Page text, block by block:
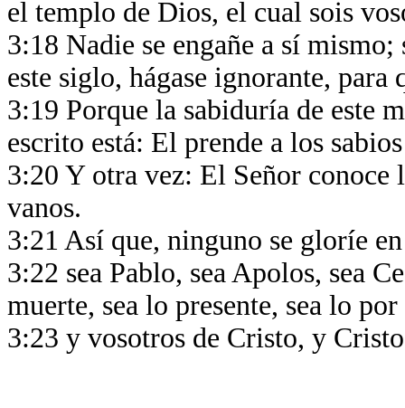
el templo de Dios, el cual sois
3:18 Nadie se engañe a sí
este siglo, hágase ignorante,
3:19 Porque la sabiduría de este
escrito está: El prende a los
3:20 Y otra vez: El Señor conoce
vanos.
3:21 Así que, ninguno se gloríe
3:22 sea Pablo, sea Apolos, sea
muerte, sea lo presente, sea lo
3:23 y vosotros de Cristo, y